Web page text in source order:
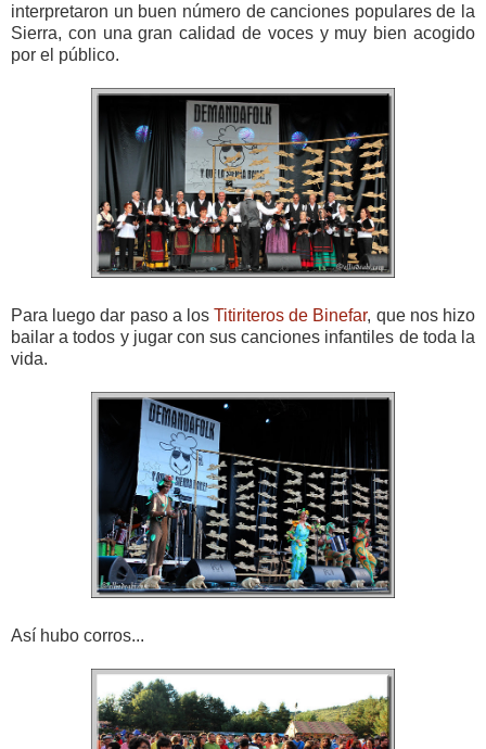
interpretaron un buen número de canciones populares de la
Sierra, con una gran calidad de voces y muy bien acogido
por el público.
Para luego dar paso a losTitiriteros de Binefar, que nos hizo
bailar a todos y jugar con sus canciones infantiles de toda la
vida.
Así hubo corros...